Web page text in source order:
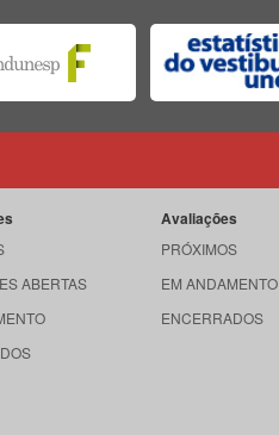
ABERTAS
Avaliações
PRÓXIMOS
EM ANDAMENTO
ENCERRADOS